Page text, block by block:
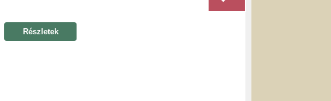
Részletek